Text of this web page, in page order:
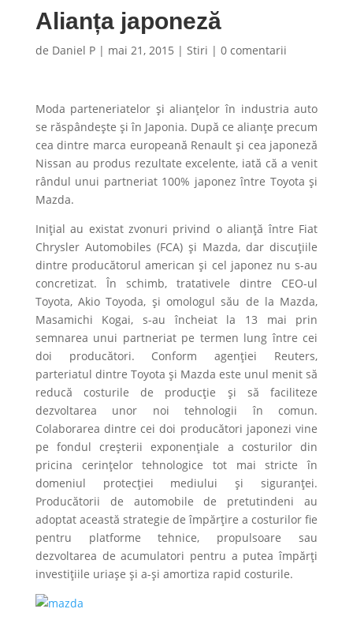
Alianța japoneză
de Daniel P| mai 21, 2015 | Stiri | 0 comentarii
Moda parteneriatelor și alianțelor în industria auto
se răspândește și în Japonia. După ce alianțe precum
cea dintre marca europeană Renault și cea japoneză
Nissan au produs rezultate excelente, iată că a venit
rândul unui partneriat 100% japonez între Toyota și
Mazda.
Inițial au existat zvonuri privind o alianță între Fiat
Chrysler Automobiles (FCA) și Mazda, dar discuțiile
dintre producătorul american și cel japonez nu s-au
concretizat. În schimb, tratativele dintre CEO-ul
Toyota, Akio Toyoda, și omologul său de la Mazda,
Masamichi Kogai, s-au încheiat la 13 mai prin
semnarea unui partneriat pe termen lung între cei
doi producători. Conform agenției Reuters,
parteriatul dintre Toyota și Mazda este unul menit să
reducă costurile de producție și să faciliteze
dezvoltarea unor noi tehnologii în comun.
Colaborarea dintre cei doi producători japonezi vine
pe fondul creșterii exponențiale a costurilor din
pricina cerințelor tehnologice tot mai stricte în
domeniul protecției mediului și siguranței.
Producătorii de automobile de pretutindeni au
adoptat această strategie de împărțire a costurilor fie
pentru platforme tehnice, propulsoare sau
dezvoltarea de acumulatori pentru a putea împărți
investițiile uriașe și a-și amortiza rapid costurile.